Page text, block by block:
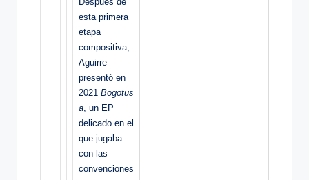
esta primera
etapa
compositiva,
Aguirre
presentó en
2021 Bogotus
a, un EP
delicado en el
que jugaba
con las
convenciones